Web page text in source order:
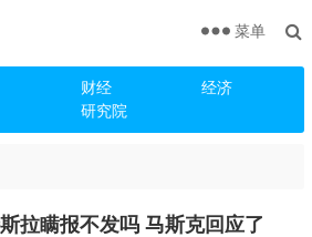
财经
经济
研究院
菜单
拉瞒报不发吗 马斯克回应了